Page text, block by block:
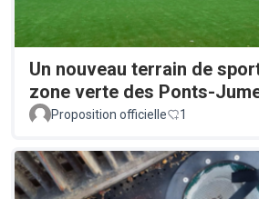
Un nouveau terrain de
zone verte des Ponts-
Proposition officielle 1